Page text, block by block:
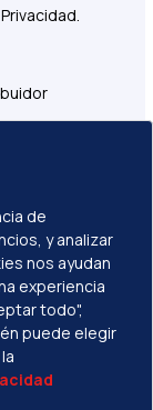
Govant
de
y analizar
nos ayudan
experiencia
todo",
puede elegir